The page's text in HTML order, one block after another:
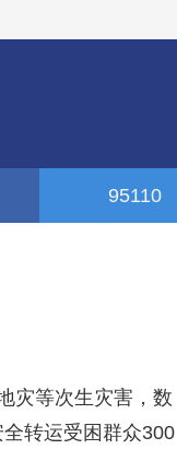
95110
灾等次生灾害，数
转运受困群众300